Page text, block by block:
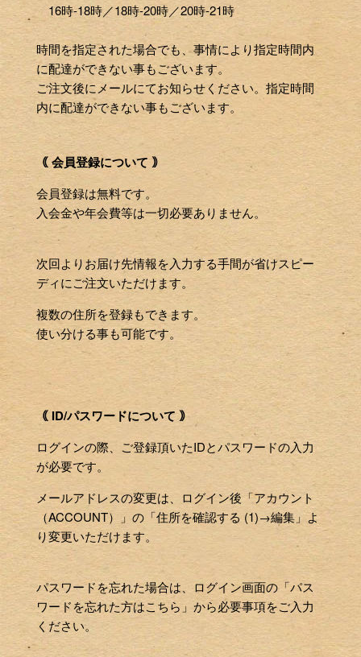
16時-18時／18時-20時／20時-21時
時間を指定された場合でも、事情により指定時間内
に配達ができない事もございます。
ご注文後にメールにてお知らせください。指定時間
内に配達ができない事もございます。
｟ 会員登録について ｠
会員登録は無料です。
入会金や年会費等は一切必要ありません。
次回よりお届け先情報を入力する手間が省けスピー
ディにご注文いただけます。
複数の住所を登録もできます。
使い分ける事も可能です。
｟ ID/パスワードについて ｠
ログインの際、ご登録頂いたIDとパスワードの入力
が必要です。
メールアドレスの変更は、ログイン後「アカウント
（ACCOUNT）」の「住所を確認する (1)→編集」よ
り変更いただけます。
パスワードを忘れた場合は、ログイン画面の「パス
ワードを忘れた方はこちら」から必要事項をご入力
ください。